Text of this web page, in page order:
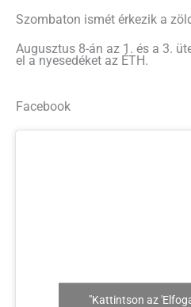
Szombaton ismét érkezik a
Augusztus 8-án az 1. és a 3.
el a nyesedéket az ÉTH.
Facebook
"Kattintson az